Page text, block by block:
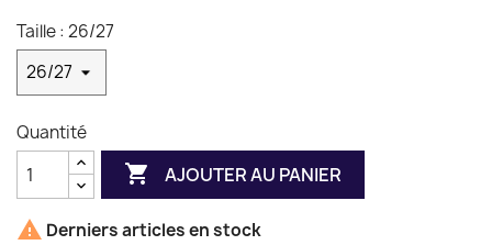
Taille : 26/27
Quantité
 AJOUTER AU PANIER
 Derniers articles en stock